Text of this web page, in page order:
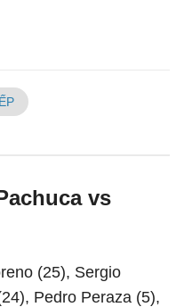
vs
(25), Sergio
Pedro Peraza (5),